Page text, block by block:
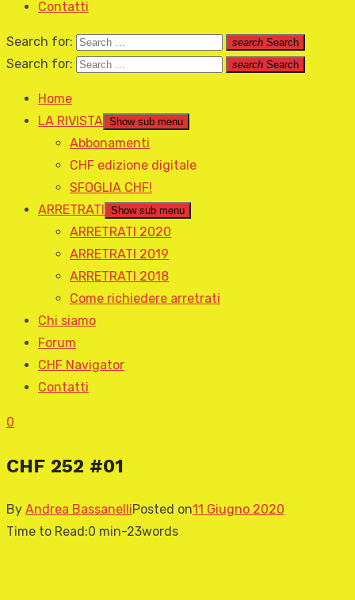
Contatti
Search for: search Search
Search for: search Search
Home
LA RIVISTA Show sub menu
Abbonamenti
CHF edizione digitale
SFOGLIA CHF!
ARRETRATI
Show sub menu
ARRETRATI 2020
ARRETRATI 2019
ARRETRATI 2018
Come richiedere arretrati
Chi siamo
Forum
CHF Navigator
Contatti
0
CHF 252 #01
By Andrea BassanelliPosted on11 Giugno 2020
Time to Read:0 min-23words